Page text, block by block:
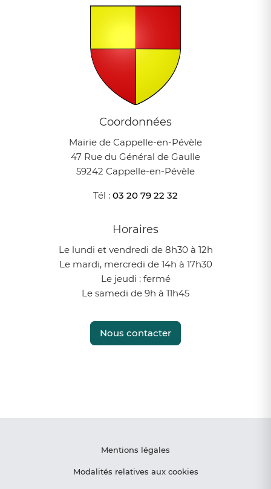
Coordonnées
Mairie de Cappelle-en-Pévèle
47 Rue du Général de Gaulle
59242 Cappelle-en-Pévèle
Tél : 03 20 79 22 32
Horaires
Le lundi et vendredi de 8h30 à 12h
Le mardi, mercredi de 14h à 17h30
Le jeudi : fermé
Le samedi de 9h à 11h45
Nous contacter
Mentions légales
Modalités relatives aux cookies